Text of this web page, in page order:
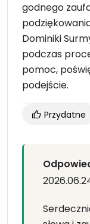
godnego
Dominiki
podczas
pomoc,
podejście.
Przydatne